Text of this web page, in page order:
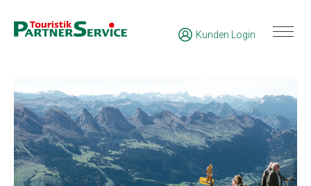
Kunden Login